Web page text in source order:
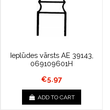
Ieplūdes vārsts AE 39143,
069109601H
€5.97
ADD TO CART